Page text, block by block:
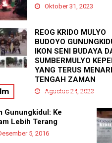
Agustus 21, 2025
Oktober 31, 2023
REOG KRIDO MULYO
BUDOYO
IKON SENI BUDAYA
SUMBERMULYO
YANG TERUS
TENGAH ZAMAN
Agustus 24, 2023
Gunungkidul: Ke
Lebih Terang
5, 2016